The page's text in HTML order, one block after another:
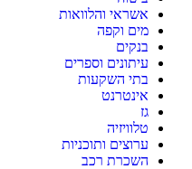
אשראי והלוואות
מים וקפה
בנקים
עיתונים וספרים
בתי השקעות
אינטרנט
גז
טלוויזיה
ערוצים ותוכניות
השכרת רכב